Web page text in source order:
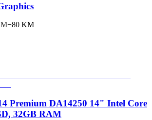
−80KM
Premium DA14250 14" Intel Core
32GB RAM